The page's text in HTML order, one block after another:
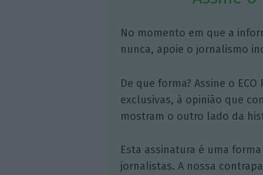
No momento em que a
nunca, apoie o jornalismo
De que forma? Assine o
exclusivas, à opinião que
mostram o outro lado da
Esta assinatura é uma
jornalistas. A nossa